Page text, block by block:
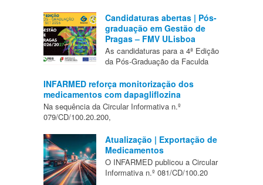
Candidaturas abertas | Pós-
graduação em Gestão de
Pragas – FMV ULisboa
As candidaturas para a 4ª Edição
da Pós-Graduação da Faculda
INFARMED reforça monitorização dos
medicamentos com dapagliflozina
Na sequência da Circular Informativa n.º
079/CD/100.20.200,
Atualização | Exportação de
Medicamentos
O INFARMED publicou a Circular
Informativa n.º 081/CD/100.20